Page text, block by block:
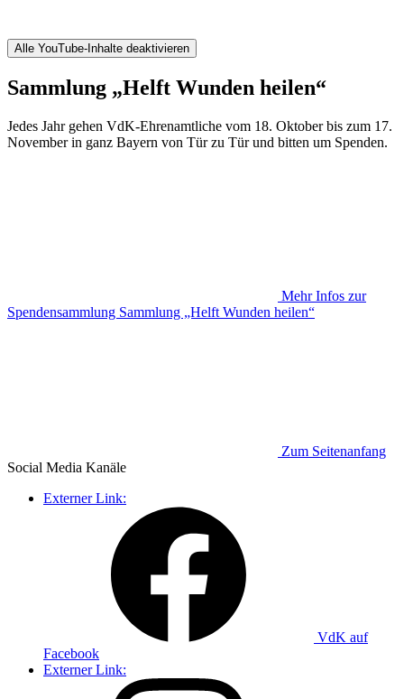
Alle YouTube-Inhalte deaktivieren
Sammlung „Helft Wunden heilen“
Jedes Jahr gehen VdK-Ehrenamtliche vom 18. Oktober bis zum 17.
November in ganz Bayern von Tür zu Tür und bitten um Spenden.
Mehr Infos zur
Spendensammlung Sammlung „Helft Wunden heilen“
Zum Seitenanfang
Social Media Kanäle
Externer Link:
VdK auf
Facebook
Externer Link: